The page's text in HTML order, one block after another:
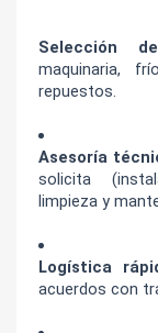
Selección
maquinaria,
repuestos.
Asesoría
solicita
limpieza y
Logística
acuerdos con